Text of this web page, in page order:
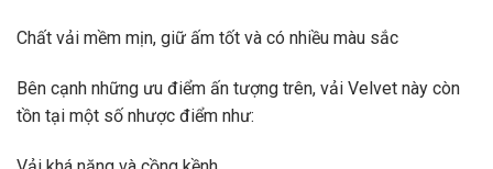
Chất vải mềm mịn, giữ ấm tốt và có nhiều màu sắc
Bên cạnh những ưu điểm ấn tượng trên, vải Velvet này còn
tồn tại một số nhược điểm như: